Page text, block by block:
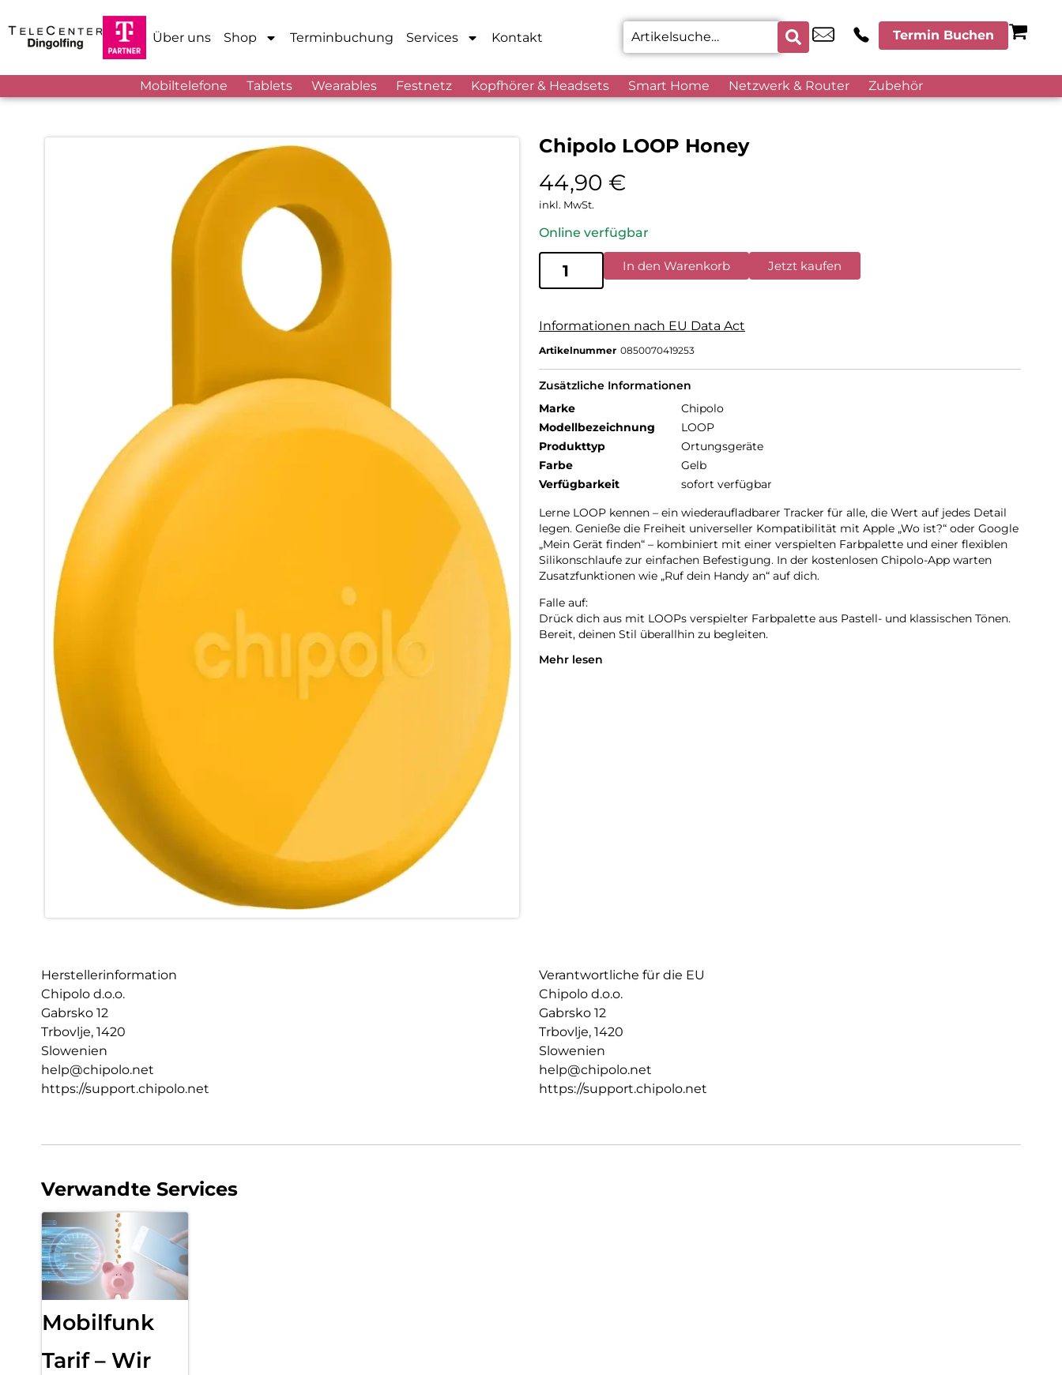
Über uns Shop Terminbuchung Services Kontakt Termin Buchen
Mobiltelefone Tablets Wearables Festnetz Kopfhörer & Headsets Smart Home Netzwerk & Router Zubehör
Chipolo LOOP Honey
44,90 €
inkl. MwSt.
Online verfügbar
In den Warenkorb Jetzt kaufen
Informationen nach EU Data Act
Artikelnummer 0850070419253
Zusätzliche Informationen
Marke
Chipolo
Modellbezeichnung
LOOP
Produkttyp
Ortungsgeräte
Farbe
Gelb
Verfügbarkeit
sofort verfügbar
Lerne LOOP kennen – ein wiederaufladbarer Tracker für alle, die Wert auf jedes Detail
legen. Genieße die Freiheit universeller Kompatibilität mit Apple „Wo ist?“ oder Google
„Mein Gerät finden“ – kombiniert mit einer verspielten Farbpalette und einer flexiblen
Silikonschlaufe zur einfachen Befestigung. In der kostenlosen Chipolo-App warten
Zusatzfunktionen wie „Ruf dein Handy an“ auf dich.
Falle auf:
Drück dich aus mit LOOPs verspielter Farbpalette aus Pastell- und klassischen Tönen.
Bereit, deinen Stil überallhin zu begleiten.
Einfach aufladen:
Mehr lesen
Herstellerinformation
Chipolo d.o.o.
Gabrsko 12
Trbovlje, 1420
Slowenien
help@chipolo.net
https://support.chipolo.net
Verantwortliche für die EU
Chipolo d.o.o.
Gabrsko 12
Trbovlje, 1420
Slowenien
help@chipolo.net
https://support.chipolo.net
Verwandte Services
Mobilfunk
Tarif – Wir